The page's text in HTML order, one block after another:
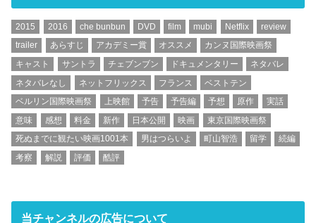
2015 2016 che bunbun DVD film mubi Netflix
review
trailer
あらすじ アカデミー賞 オススメ
カンヌ国際映画祭
キャスト
サントラ チェブンブン ドキュメンタリー
ネタバレ
ネタバレなし
ネットフリックス フランス
ベストテン
ベルリン国際映画祭
上映館 予告 予告編 予想 原作
実話
意味
感想 料金 新作 日本公開 映画
東京国際映画祭
死ぬまでに観たい映画1001本
男はつらいよ 町山智浩 留学
続編
考察
解説 評価 酷評
当チャンネルの広告について